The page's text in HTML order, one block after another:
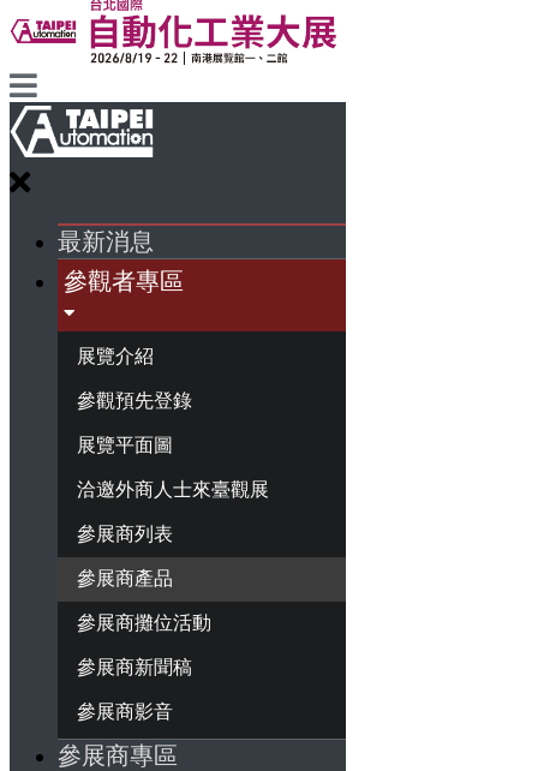
最新消息
參觀者專區
展覽介紹
參觀預先登錄
展覽平面圖
洽邀外商人士來臺觀展
參展商列表
參展商產品
參展商攤位活動
參展商新聞稿
參展商影音
參展商專區